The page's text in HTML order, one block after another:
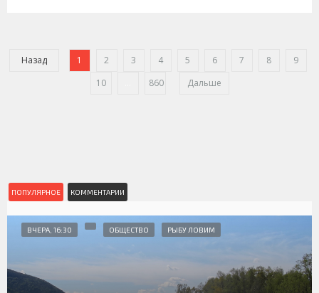
Назад 1 2 3 4 5 6 7 8
9
10
860 Дальше
ПОПУЛЯРНОЕ КОММЕНТАРИИ
ВЧЕРА, 16:30 ОБЩЕСТВО РЫБУ ЛОВИМ